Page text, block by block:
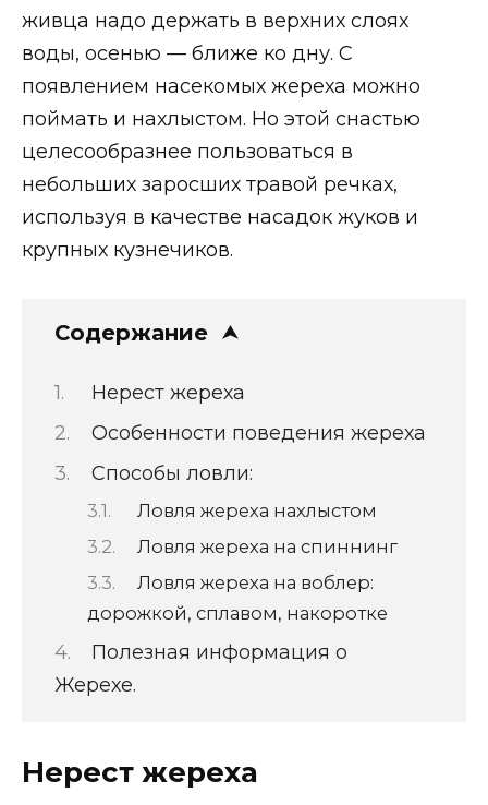
живца надо держать в верхних слоях
воды, осенью — ближе ко дну. С
появлением насекомых жереха можно
поймать и нахлыстом. Но этой снастью
целесообразнее пользоваться в
небольших заросших травой речках,
используя в качестве насадок жуков и
крупных кузнечиков.
Содержание
Нерест жереха
Особенности поведения жереха
Способы ловли:
Ловля жереха нахлыстом
Ловля жереха на спиннинг
Ловля жереха на воблер:
дорожкой, сплавом, накоротке
Полезная информация о
Жерехе.
Нерест жереха